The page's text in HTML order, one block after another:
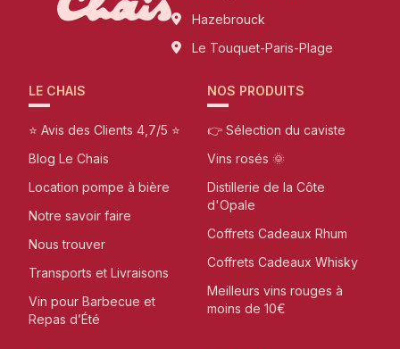
Hazebrouck
Le Touquet-Paris-Plage
LE CHAIS
⭐ Avis des Clients 4,7/5 ⭐
Blog Le Chais
Location pompe à bière
Notre savoir faire
Nous trouver
Transports et Livraisons
Vin pour Barbecue et
Repas d’Été
NOS PRODUITS
👉 Sélection du caviste
Vins rosés 🌞
Distillerie de la Côte
d'Opale
Coffrets Cadeaux Rhum
Coffrets Cadeaux Whisky
Meilleurs vins rouges à
moins de 10€